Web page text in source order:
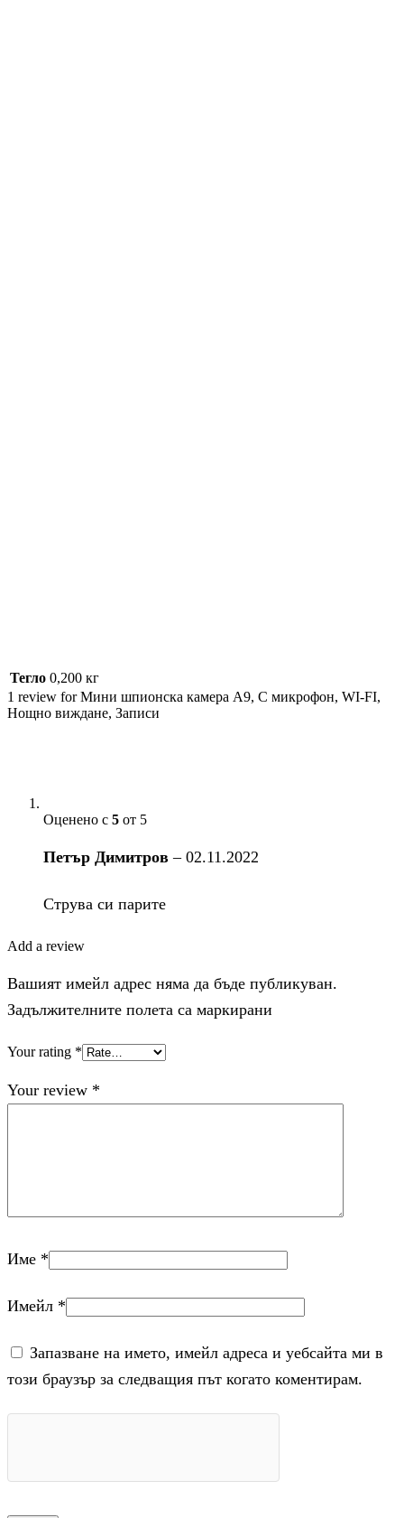
Тегло 0,200 кг
1 review forМини шпионска камера A9, С микрофон, WI-FI,
Нощно виждане, Записи
Оценено с 5 от 5
Петър Димитров– 02.11.2022
Струва си парите
Add a review
Вашият имейл адрес няма да бъде публикуван.
Задължителните полета са маркирани
Your rating *
Your review *
Име *
Имейл *
Запазване на името, имейл адреса и уебсайта ми в
този браузър за следващия път когато коментирам.